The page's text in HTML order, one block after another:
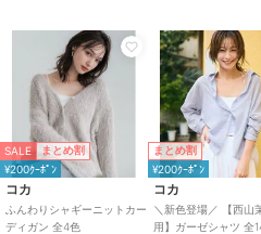
モデル：165cm/167cm/176cm
ブランド コカ
ショップ コカ
トップス
性別タイプ
レディース
SALE まとめ割
¥200ｸｰﾎﾟﾝ
コカ
ふんわりシャギーニットカー
ディガン 全4色
まとめ割
¥200ｸｰﾎﾟﾝ
コカ
＼新色登場／ 【西山
用】ガーゼシャツ 全